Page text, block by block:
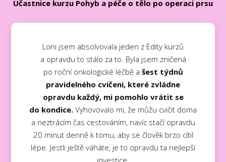
Účastnice kurzu Pohyb a péče o tělo po operaci prsu
Loni jsem absolvovala jeden z Edity kurzů
a opravdu to stálo za to. Byla jsem zničená
po roční onkologické léčbě a šest týdnů
pravidelného cvičeni, které zvládne
opravdu každý, mi pomohlo vrátit se
do kondice. Vyhovovalo mi, že můžu cvičit doma
a neztrácím čas cestováním, navíc stačí opravdu
20 minut denně k tomu, aby se člověk brzo cítil
lépe. Jestli ještě váháte, je to opravdu ta nejlepší
investice.